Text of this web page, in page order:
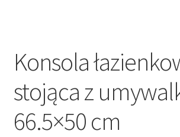
Konsola
stojąca z
66.5×50 cm